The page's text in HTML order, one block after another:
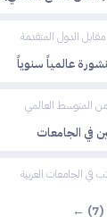
مقابل الدول المتقدمة
عالمياً سنوياً
من المتوسط العالمي
في الجامعات
في الجامعات العربية